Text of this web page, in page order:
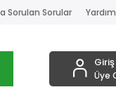
Sorulan Sorular Yardım
Üye